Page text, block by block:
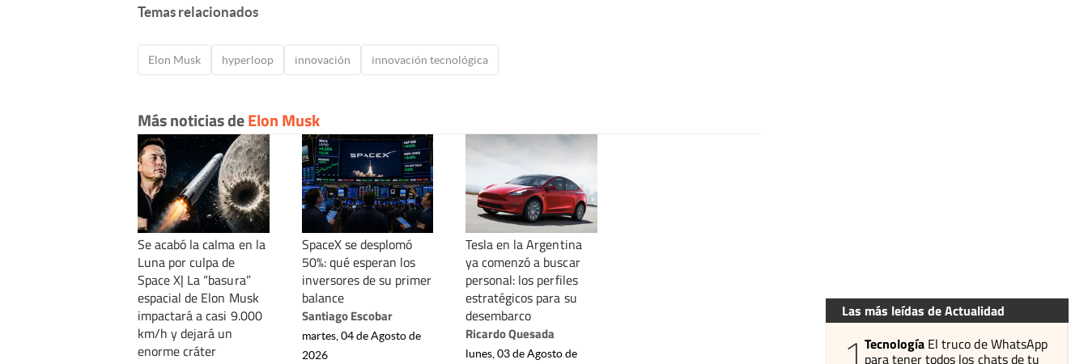
Temas relacionados
Elon Musk hyperloop innovación innovación tecnológica
Más noticias deElon Musk
Se acabó la calma en la
Luna por culpa de
Space X| La “basura”
espacial de Elon Musk
impactará a casi 9.000
km/h y dejará un
enorme cráter
SpaceX se desplomó
50%: qué esperan los
inversores de su primer
balance
Santiago Escobar
martes, 04 de Agosto de
2026
Tesla en la Argentina
ya comenzó a buscar
personal: los perfiles
estratégicos para su
desembarco
Ricardo Quesada
lunes, 03 de Agosto de
Las más leídas de Actualidad
Tecnología El truco de WhatsApp
para tener todos los chats de tu